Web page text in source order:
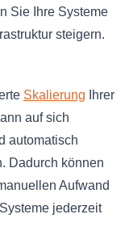
Sie Ihre Systeme
steigern.
Skalierung Ihrer
auf sich
automatisch
Dadurch können
Aufwand
jederzeit